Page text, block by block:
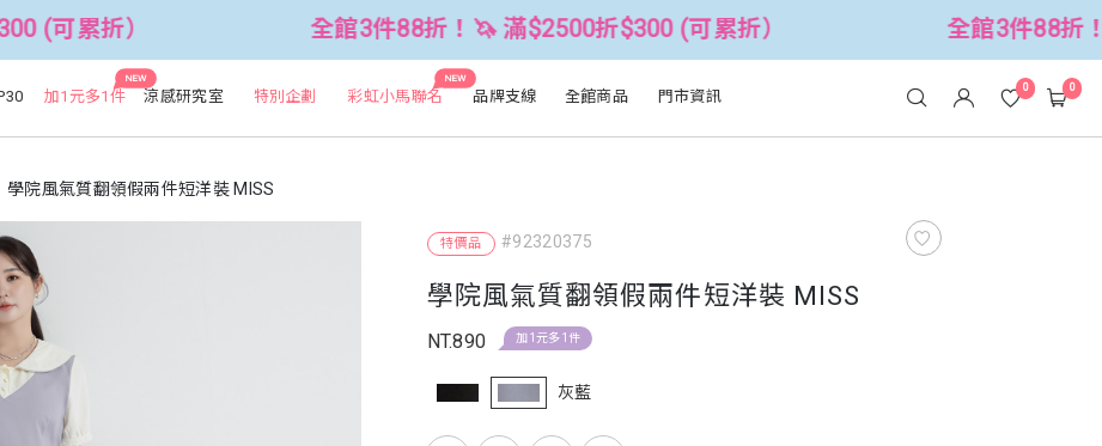
全館3件88折！🦄 滿$2500折$300 (可累折） 全館3件88折！🦄 滿
NEW
加1元多1件 涼感研究室 特別企劃
NEW
彩虹小馬聯名 品牌支線 全館商品 門市資訊 0 0
特價品 #92320375
學院風氣質翻領假兩件短洋裝 MISS
NT.890 加1元多1件
灰藍
學院風氣質翻領假兩件短洋裝 MISS